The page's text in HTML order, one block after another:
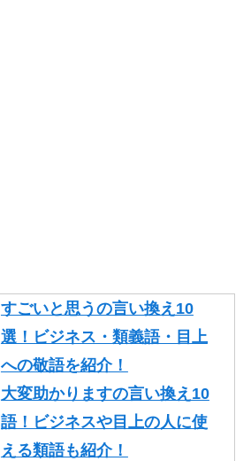
すごいと思うの言い換え10
選！ビジネス・類義語・目上
への敬語を紹介！
大変助かりますの言い換え10
語！ビジネスや目上の人に使
える類語も紹介！